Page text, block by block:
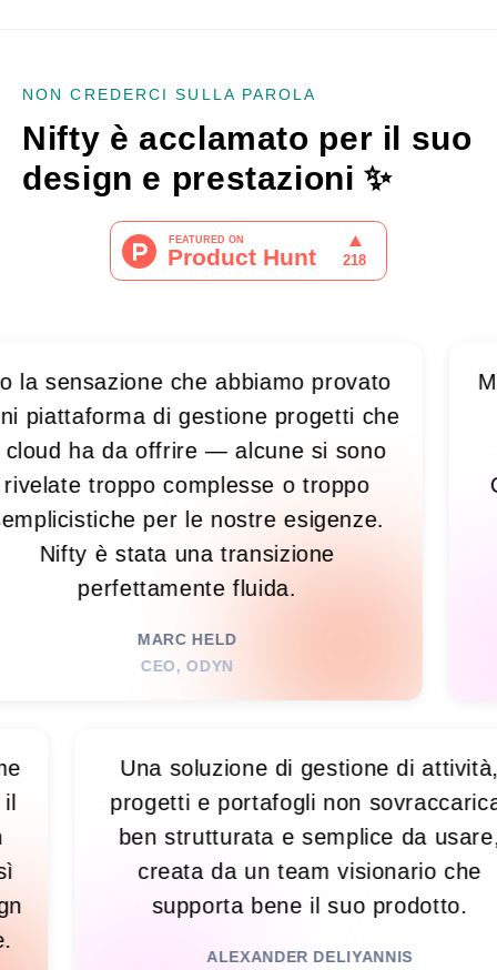
NON CREDERCI SULLA PAROLA
Nifty è acclamato per il suo
design e prestazioni✨
che abbiamo provato
di gestione progetti che
ha da offrire — alcune si sono
troppo complesse o troppo
per le nostre esigenze.
è stata una transizione
perfettamente fluida.
MARC HELD
CEO, ODYN
Man
come
il
Non
Così
Una soluzione di gestione di
progetti e portafogli non
ben strutturata e semplice da
creata da un team
supporta bene il suo
ALEXANDER DELIYANNIS